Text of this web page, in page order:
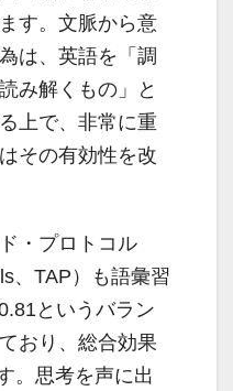
す。文脈から意
は、英語を「調
み解くもの」と
上で、非常に重
その有効性を改
・プロトコル
、TAP）も語彙習
というバラン
おり、総合効果
。思考を声に出